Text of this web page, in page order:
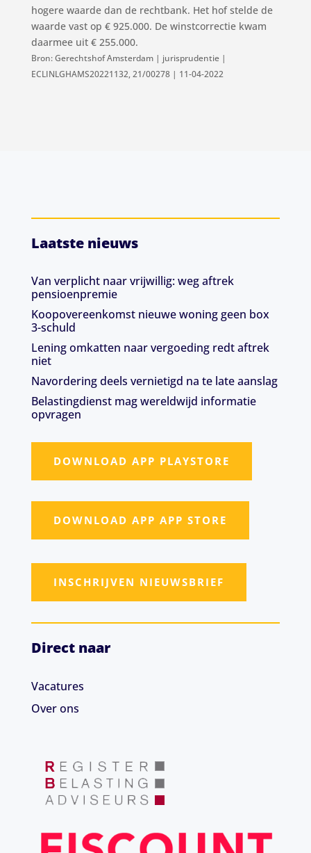
hogere waarde dan de rechtbank. Het hof stelde de
waarde vast op € 925.000. De winstcorrectie kwam
daarmee uit € 255.000.
Bron: Gerechtshof Amsterdam | jurisprudentie |
ECLINLGHAMS20221132, 21/00278 | 11-04-2022
Laatste nieuws
Van verplicht naar vrijwillig: weg aftrek
pensioenpremie
Koopovereenkomst nieuwe woning geen box
3-schuld
Lening omkatten naar vergoeding redt aftrek
niet
Navordering deels vernietigd na te late aanslag
Belastingdienst mag wereldwijd informatie
opvragen
DOWNLOAD APP PLAYSTORE
DOWNLOAD APP APP STORE
INSCHRIJVEN NIEUWSBRIEF
Direct naar
Vacatures
Over ons